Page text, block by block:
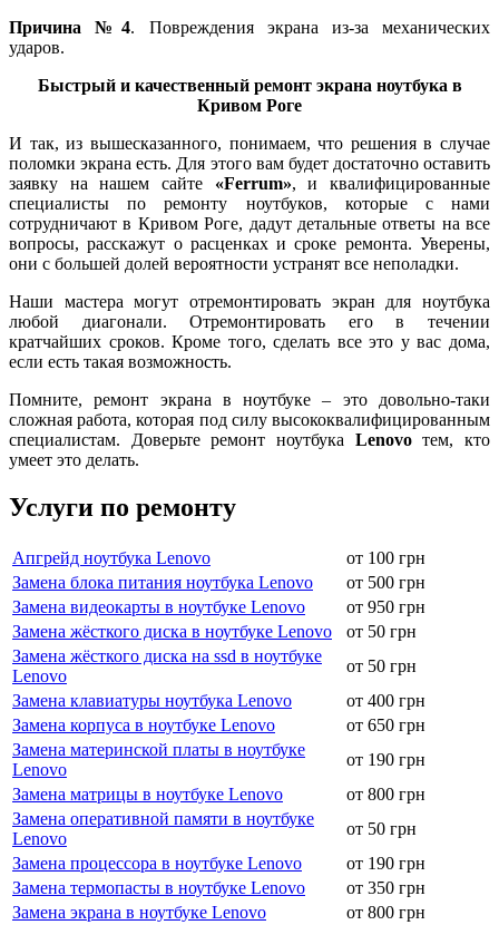
Причина №4. Повреждения экрана из-за механических
ударов.
Быстрый и качественный ремонт экрана ноутбука в
Кривом Роге
И так, из вышесказанного, понимаем, что решения в случае
поломки экрана есть. Для этого вам будет достаточно оставить
заявку на нашем сайте «Ferrum», и квалифицированные
специалисты по ремонту ноутбуков, которые с нами
сотрудничают в Кривом Роге, дадут детальные ответы на все
вопросы, расскажут о расценках и сроке ремонта. Уверены,
они с большей долей вероятности устранят все неполадки.
Наши мастера могут отремонтировать экран для ноутбука
любой диагонали. Отремонтировать его в течении
кратчайших сроков. Кроме того, сделать все это у вас дома,
если есть такая возможность.
Помните, ремонт экрана в ноутбуке – это довольно-таки
сложная работа, которая под силу высококвалифицированным
специалистам. Доверьте ремонт ноутбука Lenovoтем, кто
умеет это делать.
Услуги по ремонту
Апгрейд ноутбука Lenovo
от 100 грн
Замена блока питания ноутбука Lenovo
от 500 грн
Замена видеокарты в ноутбуке Lenovo
от 950 грн
Замена жёсткого диска в ноутбуке Lenovo
от 50 грн
Замена жёсткого диска на ssd в ноутбуке
Lenovo
от 50 грн
Замена клавиатуры ноутбука Lenovo
от 400 грн
Замена корпуса в ноутбуке Lenovo
от 650 грн
Замена материнской платы в ноутбуке
Lenovo
от 190 грн
Замена матрицы в ноутбуке Lenovo
от 800 грн
Замена оперативной памяти в ноутбуке
Lenovo
от 50 грн
Замена процессора в ноутбуке Lenovo
от 190 грн
Замена термопасты в ноутбуке Lenovo
от 350 грн
Замена экрана в ноутбуке Lenovo
от 800 грн